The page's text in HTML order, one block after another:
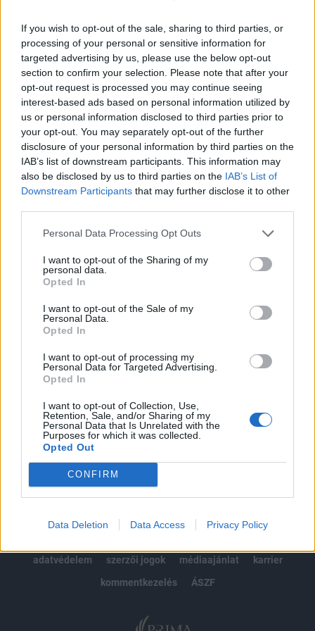
If you wish to opt-out of the sale, sharing to third parties, or
processing of your personal or sensitive information for
targeted advertising by us, please use the below opt-out
section to confirm your selection. Please note that after your
opt-out request is processed you may continue seeing
interest-based ads based on personal information utilized by
us or personal information disclosed to third parties prior to
your opt-out. You may separately opt-out of the further
disclosure of your personal information by third parties on the
IAB’s list of downstream participants. This information may
also be disclosed by us to third parties on the IAB’s List of
Downstream Participants that may further disclose it to other
Personal Data Processing Opt Outs
I want to opt-out of the Sharing of my
personal data.
Opted In
I want to opt-out of the Sale of my
Personal Data.
Opted In
I want to opt-out of processing my
Personal Data for Targeted Advertising.
Opted In
I want to opt-out of Collection, Use,
Retention, Sale, and/or Sharing of my
Personal Data that Is Unrelated with the
Purposes for which it was collected.
Opted Out
CONFIRM
Data Deletion Data Access Privacy Policy
"Még sem az EU sem a (német) kormány nem hozott
semmilyen döntést. Ez a tény azt jelenti, hogy a döntés
éppúgy lehet pozitív, mint negatív", így idézte Schäuble
nyilatkozatát vasárnap a Bild am Sonntag című német lap.
A német pénzügyminiszter az MTI tudósítása szerint azt
mondta, hogy a segítség kizárólag Görögországtól függ,
mármint attól, hogy kész-e a következő...
KEDVES OLVASÓNK!
regisztrációhoz kötött.
Az előfizetés a következőket tartalmazza:
Portfolio.hu teljes cikkarchívum
kötéslistái
Előfizetés
MÁR ELŐFIZETŐNK VAGY?BEJELENTKEZÉS
adatvédelem
szerzői jogok médiaajánlat
karrier
kommentkezelés
ÁSZF